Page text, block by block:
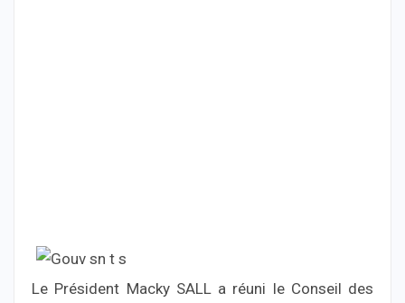
Le Président Macky SALL a réuni le Conseil des